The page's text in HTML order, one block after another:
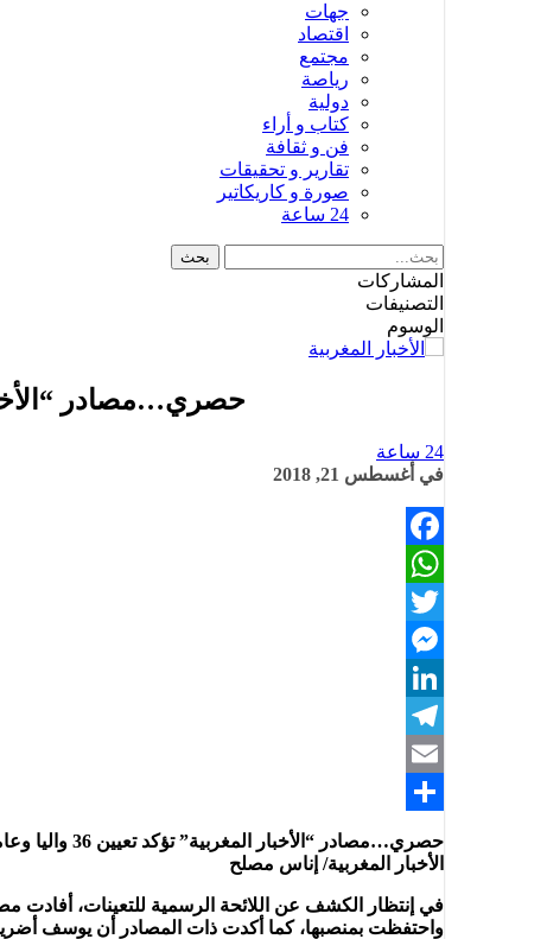
جهات
اقتصاد
مجتمع
رياصة
دولية
كتاب و أراء
فن و ثقافة
تقارير و تحقيقات
صورة و كاريكاتير
24 ساعة
المشاركات
التصنيفات
الوسوم
حصري…مصادر “الأخبار المغربية”
24 ساعة
في أغسطس 21, 2018
Facebook
WhatsApp
Twitter
Messenger
LinkedIn
Telegram
Email
حصري…مصادر “الأخبار المغربية” تؤكد تعيين 36 واليا وعاملا من بينهم يوسف الضريس
الأخبار المغربية/ إناس مصلح
في إنتظار الكشف عن اللائحة الرسمية للتعينات، أفادت
واحتفظت بمنصبها، كما أكدت ذات المصادر أن يوسف